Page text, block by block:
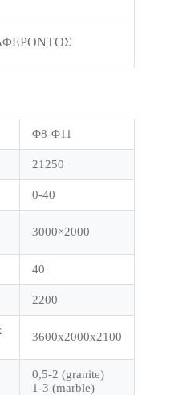
Φ8-Φ11
21250
0-40
3000×2000
40
2200
3600x2000x2100
0,5-2 (granite)
1-3 (marble)